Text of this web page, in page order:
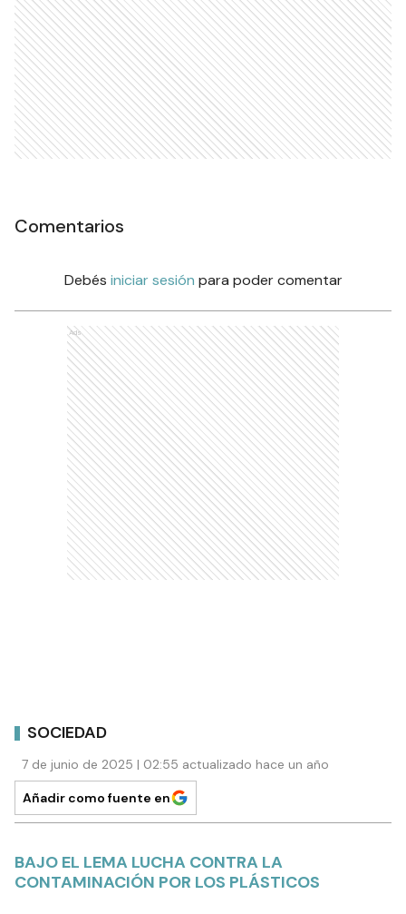
Comentarios
Debés iniciar sesión para poder comentar
Ads
SOCIEDAD
7 de junio de 2025 | 02:55 actualizado hace un año
Añadir como fuente en
BAJO EL LEMA LUCHA CONTRA LA
CONTAMINACIÓN POR LOS PLÁSTICOS